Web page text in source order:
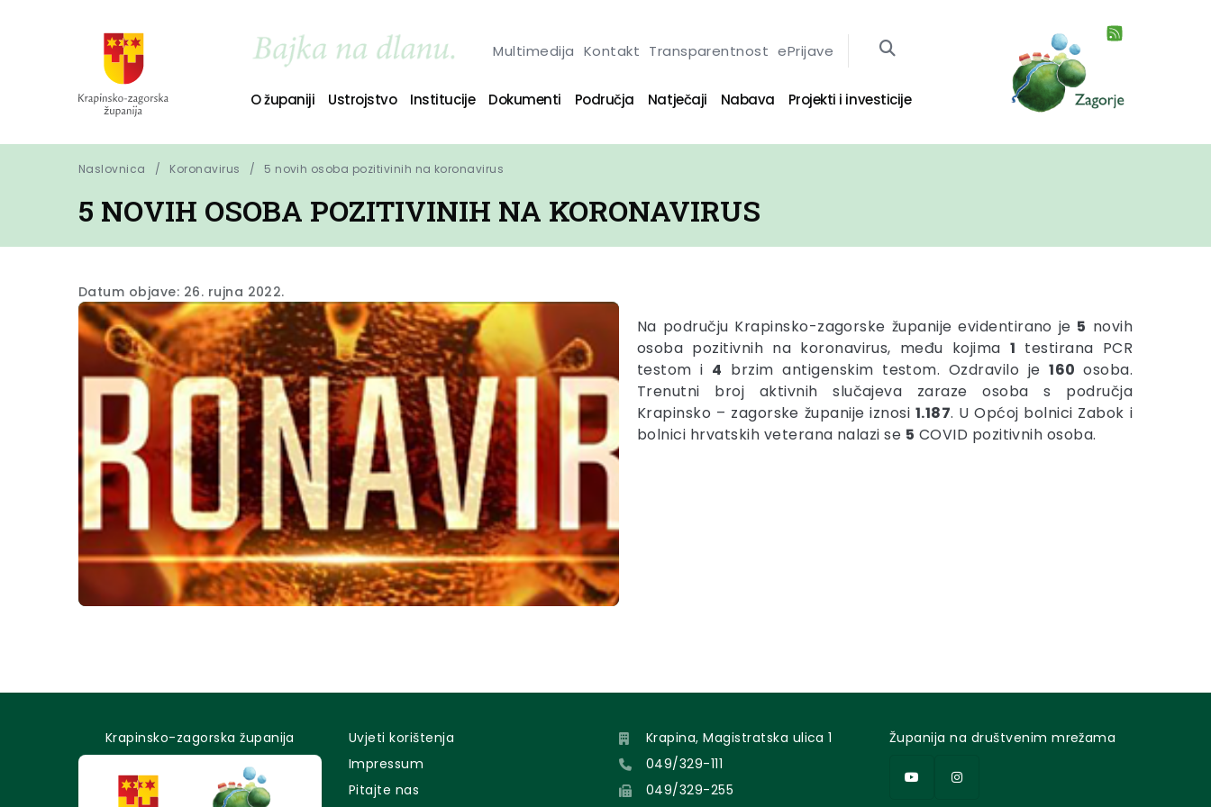
Multimedija Kontakt Transparentnost ePrijave
O županiji Ustrojstvo Institucije Dokumenti Područja Natječaji Nabava Projekti i investicije
Naslovnica Koronavirus 5 novih osoba pozitivinih na koronavirus
5 NOVIH OSOBA POZITIVINIH NA KORONAVIRUS
Datum objave: 26. rujna 2022.
Na području Krapinsko-zagorske županije evidentirano je 5 novih
osoba pozitivnih na koronavirus, među kojima 1 testirana PCR
testom i 4 brzim antigenskim testom. Ozdravilo je160osoba.
Trenutni broj aktivnih slučajeva zaraze osoba s područja
Krapinsko – zagorske županije iznosi 1.187. U Općoj bolnici Zabok i
bolnici hrvatskih veterana nalazi se 5 COVID pozitivnih osoba.
Krapinsko-zagorska županija
Uvjeti korištenja
Impressum
Pitajte nas
Krapina, Magistratska ulica 1
049/329-111
049/329-255
Županija na društvenim mrežama